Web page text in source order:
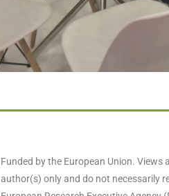
Funded by the European Union.
author(s) only and do not necessarily